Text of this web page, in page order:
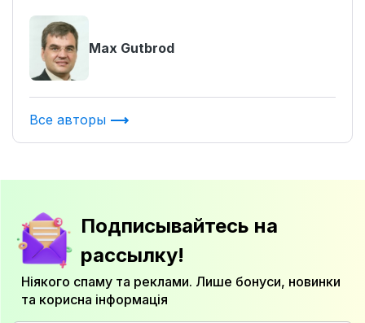
Max Gutbrod
Все авторы
Подписывайтесь на
рассылку!
Ніякого спаму та реклами. Лише бонуси, новинки
та корисна інформація